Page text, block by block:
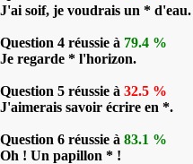
J'ai soif, je voudrais un * d'eau.
Question 4 réussie à 79.4 %
Je regarde * l'horizon.
Question 5 réussie à 32.5 %
J'aimerais savoir écrire en *.
Question 6 réussie à 83.1 %
Oh ! Un papillon * !